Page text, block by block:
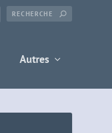
Autres